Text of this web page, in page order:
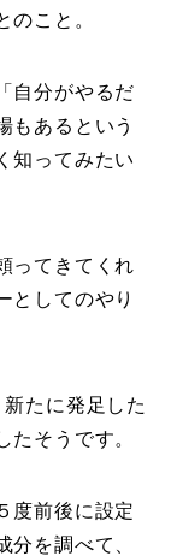
のこと。
自分がやるだ
もあるという
知ってみたい
ってきてくれ
としてのやり
たに発足した
たそうです。
度前後に設定
分を調べて、